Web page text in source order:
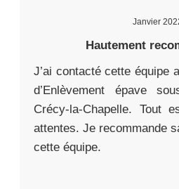
Janvier
Hautement
J’ai contacté cette équipe
d’Enlèvement épave
Crécy-la-Chapelle. Tout
attentes. Je recommande
cette équipe.